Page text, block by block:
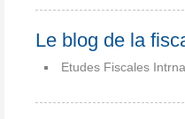
Le blog de la
Etudes Fiscales